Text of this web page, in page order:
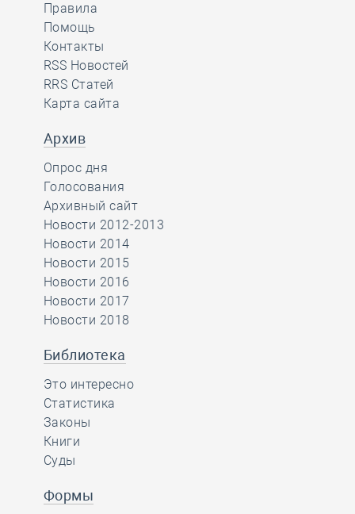
Правила
Помощь
Контакты
RSS Новостей
RRS Статей
Карта сайта
Архив
Опрос дня
Голосования
Архивный сайт
Новости 2012-2013
Новости 2014
Новости 2015
Новости 2016
Новости 2017
Новости 2018
Библиотека
Это интересно
Статистика
Законы
Книги
Суды
Формы